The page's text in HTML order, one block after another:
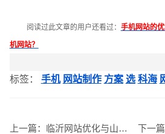
阅读过此文章的用户还看过： 手机网站的
机网站？
标签： 手机 网站制作 方案 选 科海
上一篇： 临沂网站优化与山东阳光锅炉达成优化合作 下一篇
英文及多语言网站建设